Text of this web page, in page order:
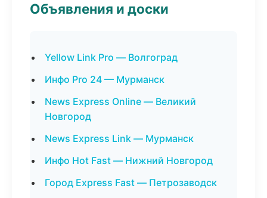
Объявления и доски
Yellow Link Pro — Волгоград
Инфо Pro 24 — Мурманск
News Express Online — Великий
Новгород
News Express Link — Мурманск
Инфо Hot Fast — Нижний Новгород
Город Express Fast — Петрозаводск